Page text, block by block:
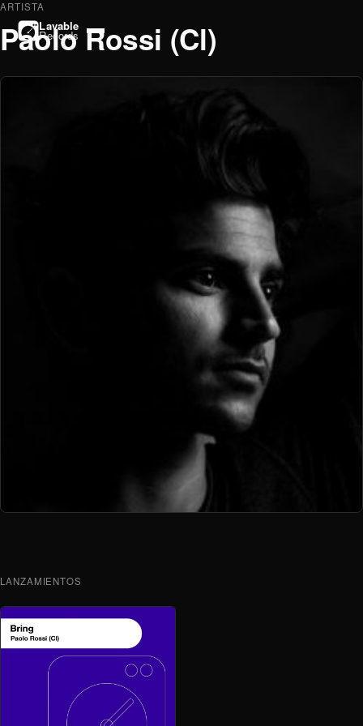
Lavable
Records
ARTISTA
Paolo Rossi (Cl)
LANZAMIENTOS